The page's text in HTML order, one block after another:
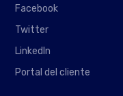
Facebook
Twitter
LinkedIn
Portal del cliente